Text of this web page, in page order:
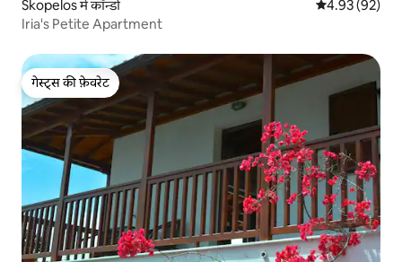
Skopelos में कॉन्डो औसत रेटिंग 5 में
4.93 (92)
Iria's Petite Apartment
गेस्ट्स की फ़ेवरेट
गेस्ट्स की फ़ेवरेट